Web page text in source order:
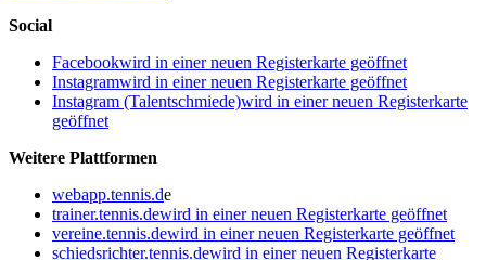
Social
Facebookwird in einer neuen Registerkarte geöffnet
Instagramwird in einer neuen Registerkarte geöffnet
Instagram (Talentschmiede)wird in einer neuen Registerkarte
geöffnet
Weitere Plattformen
webapp.tennis.de
trainer.tennis.dewird in einer neuen Registerkarte geöffnet
vereine.tennis.dewird in einer neuen Registerkarte geöffnet
schiedsrichter.tennis.dewird in einer neuen Registerkarte